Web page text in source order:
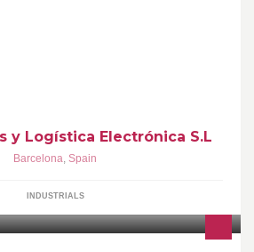
y Logística Electrónica S.L
Barcelona, Spain
INDUSTRIALS